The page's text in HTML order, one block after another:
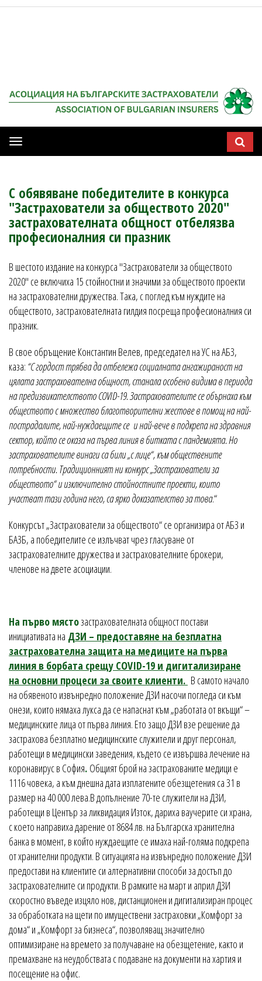
Мобилна
навигация
С обявяване победителите в конкурса
"Застрахователи за обществото 2020"
застрахователната общност отбелязва
професионалния си празник
В шестото издание на конкурса "Застрахователи за обществото
2020" се включиха 15 стойностни и значими за обществото проекти
на застрахователни дружества. Така, с поглед към нуждите на
обществото, застрахователната гилдия посреща професионалния си
празник.
В свое обръщение Константин Велев, председател на УС на АБЗ,
каза: “С гордост трябва да отбележа социалната ангажираност на
цялата застрахователна общност, станала особено видима в периода
на предизвикателството COVID-19. Застрахователите се обърнаха към
обществото с множество благотворителни жестове в помощ на най-
пострадалите, най-нуждаещите се и най-вече в подкрепа на здравния
сектор, който се оказа на първа линия в битката с пандемията. Но
застрахователите винаги са били „с лице“, към обществените
потребности. Традиционният ни конкурс „Застрахователи за
обществото“ и изключително стойностните проекти, които
участват тази година него, са ярко доказателство за това.“
Конкурсът „Застрахователи за обществото“ се организира от АБЗ и
БАЗБ, а победителите се излъчват чрез гласуване от
застрахователните дружества и застрахователните брокери,
членове на двете асоциации.
На първо мястозастрахователната общност постави
инициативата на ДЗИ – предоставяне на безплатна
застрахователна защита на медиците на първа
линия в борбата срещу COVID-19 и дигитализиране
на основни процеси за своите клиенти. В самото начало
на обявеното извънредно положение ДЗИ насочи погледа си към
онези, които нямаха лукса да се напаснат към „работата от вкъщи“ –
медицинските лица от първа линия. Ето защо ДЗИ взе решение да
застрахова безплатно медицинските служители и друг персонал,
работещи в медицински заведения, където се извършва лечение на
коронавирус в София. Общият брой на застрахованите медици е
1116 човека, а към днешна дата изплатените обезщетения са 31 в
размер на 40 000 лева.В допълнение 70-те служители на ДЗИ,
работещи в Център за ликвидация Изток, дариха ваучерите си храна,
с което направиха дарение от 8684 лв. на Българска хранителна
банка в момент, в който нуждаещите се имаха най-голяма подкрепа
от хранителни продукти. В ситуацията на извънредно положение ДЗИ
предостави на клиентите си алтернативни способи за достъп до
застрахователните си продукти. В рамките на март и април ДЗИ
скоростно въведе изцяло нов, дистанционен и дигитализиран процес
за обработката на щети по имуществени застраховки „Комфорт за
дома“ и „Комфорт за бизнеса“, позволяващ значително
оптимизиране на времето за получаване на обезщетение, както и
премахване на неудобствата с подаване на документи на хартия и
посещение на офис.